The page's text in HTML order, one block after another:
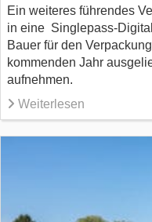
Ein weiteres führendes
in eine Singlepass-
Bauer für den
kommenden Jahr
aufnehmen.
Weiterlesen